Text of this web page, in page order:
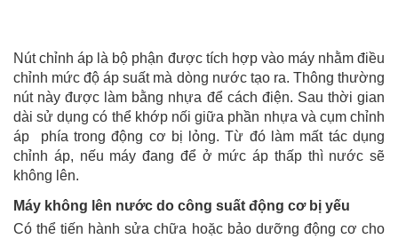
Nút chỉnh áp là bộ phận được tích hợp vào máy nhằm điều
chỉnh mức độ áp suất mà dòng nước tạo ra. Thông thường
nút này được làm bằng nhựa để cách điện. Sau thời gian
dài sử dụng có thể khớp nối giữa phần nhựa và cụm chỉnh
áp phía trong động cơ bị lỏng. Từ đó làm mất tác dụng
chỉnh áp, nếu máy đang để ở mức áp thấp thì nước sẽ
không lên.
Máy không lên nước do công suất động cơ bị yếu
Có thể tiến hành sửa chữa hoặc bảo dưỡng động cơ cho